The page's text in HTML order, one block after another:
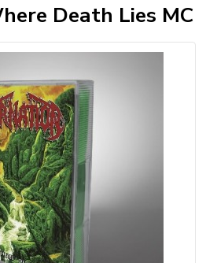
Death Lies MC